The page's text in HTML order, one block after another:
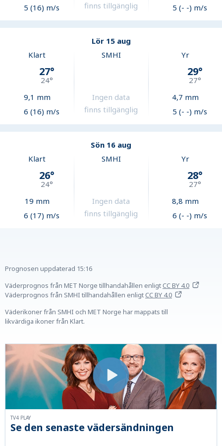
5 (16) m/s
finns tillgänglig
5 (- -) m/s
Lör 15 aug
Klart
27°
24°
9,1 mm
6 (16) m/s
SMHI
Ingen data
finns tillgänglig
Yr
29°
27°
4,7 mm
5 (- -) m/s
Sön 16 aug
Klart
26°
24°
19 mm
6 (17) m/s
SMHI
Ingen data
finns tillgänglig
Yr
28°
27°
8,8 mm
6 (- -) m/s
Prognosen uppdaterad 15:16
Väderprognos från MET Norge tillhandahållen enligtCC BY 4.0
Väderprognos från SMHI tillhandahållen enligtCC BY 4.0
Väderikoner från SMHI och MET Norge har mappats till
likvärdiga ikoner från Klart.
Se den senaste vädersändningen
TV4 PLAY